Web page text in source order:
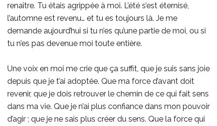
renaître. Tu étais agrippée à moi. L’été s’est éternisé,
l’automne est revenu… et tu es toujours là. Je me
demande aujourd’hui si tu n’es qu’une partie de moi, ou si
tu n’es pas devenue moi toute entière.
Une voix en moi me crie que ça suffit, que je suis sans joie
depuis que je t’ai adoptée. Que ma force d’avant doit
revenir, que je dois retrouver le chemin de ce qui fait sens
dans ma vie. Que je n’ai plus confiance dans mon pouvoir
d’agir ; que je ne sais plus créer du sens. Que la force qui